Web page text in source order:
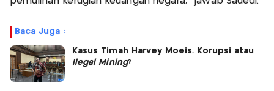
Baca Juga :
Kasus Timah Harvey Moeis, Korupsi atau
Ilegal Mining?